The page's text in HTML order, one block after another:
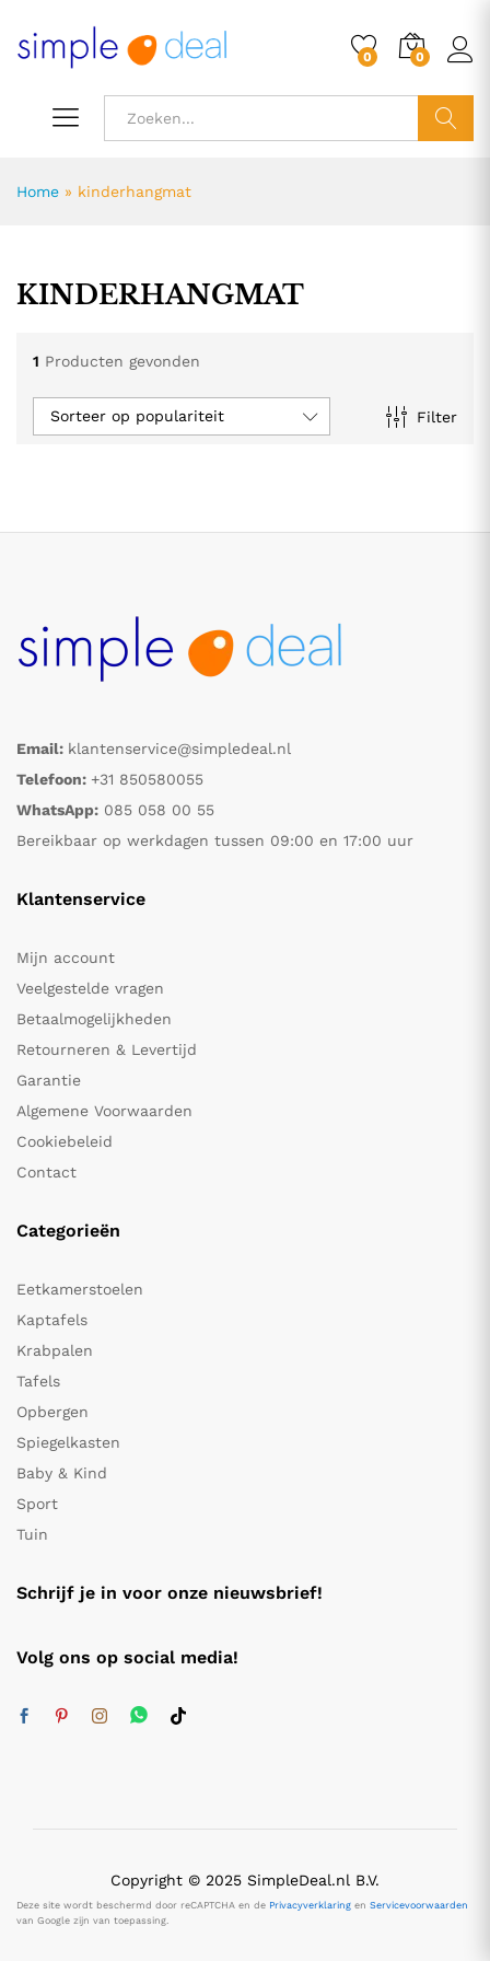
0 0
Home » kinderhangmat
KINDERHANGMAT
1 Producten gevonden
Filter
Sorteer op populariteit
Email: klantenservice@simpledeal.nl
Telefoon: +31 850580055
WhatsApp: 085 058 00 55
Bereikbaar op werkdagen tussen 09:00 en 17:00 uur
Klantenservice
Mijn account
Veelgestelde vragen
Betaalmogelijkheden
Retourneren & Levertijd
Garantie
Algemene Voorwaarden
Cookiebeleid
Contact
Categorieën
Eetkamerstoelen
Kaptafels
Krabpalen
Tafels
Opbergen
Spiegelkasten
Baby & Kind
Sport
Tuin
Schrijf je in voor onze nieuwsbrief!
Volg ons op social media!
Copyright © 2025 SimpleDeal.nl B.V.
Deze site wordt beschermd door reCAPTCHA en de Privacyverklaring en Servicevoorwaarden
van Google zijn van toepassing.